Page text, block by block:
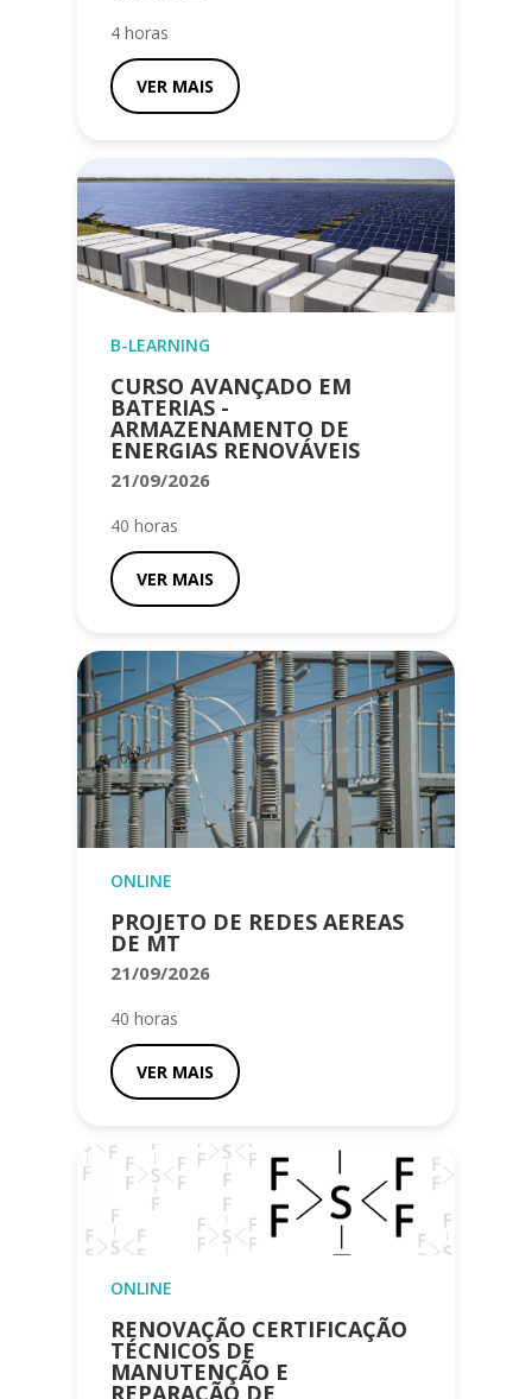
4 horas
VER MAIS
B-LEARNING
CURSO AVANÇADO EM
BATERIAS -
ARMAZENAMENTO DE
ENERGIAS RENOVÁVEIS
21/09/2026
40 horas
VER MAIS
ONLINE
PROJETO DE REDES AEREAS
DE MT
21/09/2026
40 horas
VER MAIS
ONLINE
RENOVAÇÃO CERTIFICAÇÃO
TÉCNICOS DE
MANUTENÇÃO E
REPARAÇÃO DE